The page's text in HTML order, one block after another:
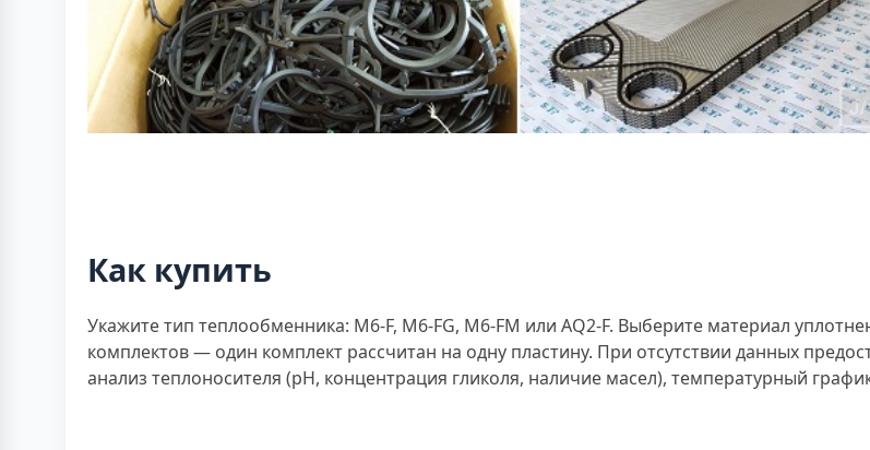
Как купить
Укажите тип теплообменника: M6-F, M6-FG, M6-FM или AQ2-F. Выберите материал
комплектов — один комплект рассчитан на одну пластину. При отсутствии данных
анализ теплоносителя (рН, концентрация гликоля, наличие масел), температурный